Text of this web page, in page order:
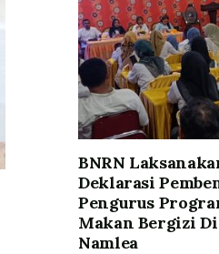
BNRN
Deklarasi
Pengurus
Makan Bergizi Di
Namlea